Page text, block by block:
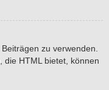
zu verwenden.
die HTML bietet, können